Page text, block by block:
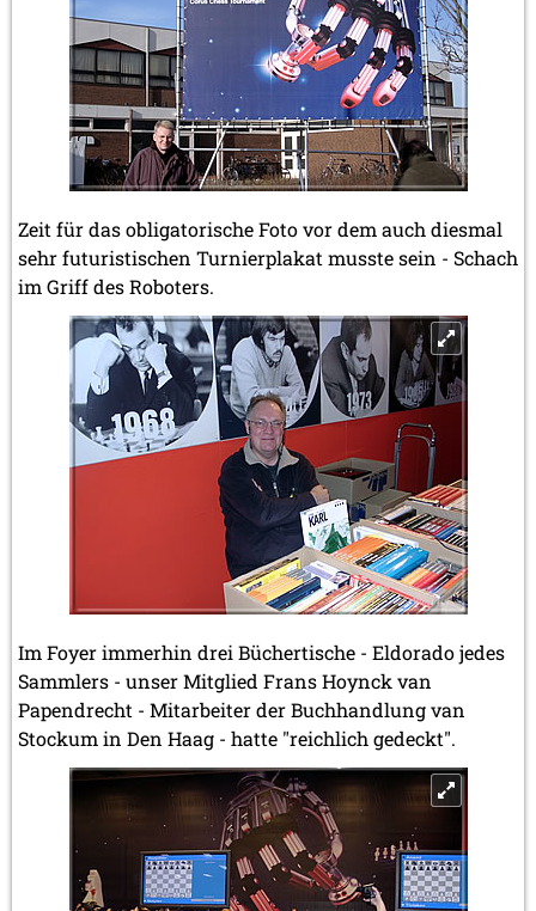
Zeit für das obligatorische Foto vor dem auch diesmal
sehr futuristischen Turnierplakat musste sein - Schach
im Griff des Roboters.
Im Foyer immerhin drei Büchertische - Eldorado jedes
Sammlers - unser Mitglied Frans Hoynck van
Papendrecht - Mitarbeiter der Buchhandlung van
Stockum in Den Haag - hatte "reichlich gedeckt".